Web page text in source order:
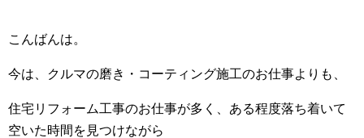
こんばんは。
今は、クルマの磨き・コーティング施工のお仕事よりも、
住宅リフォーム工事のお仕事が多く、ある程度落ち着いて
空いた時間を見つけながら